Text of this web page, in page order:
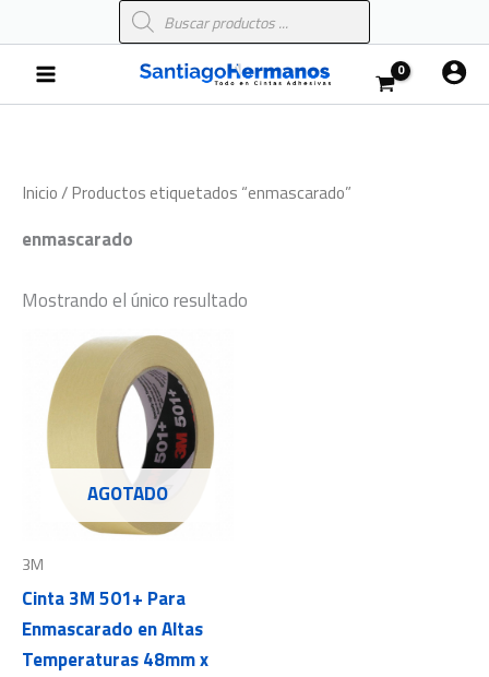
al
contenido
Búsqueda
de
Main
Menu
Inicio/ Productos etiquetados “enmascarado”
enmascarado
Mostrando el único resultado
AGOTADO
3M
Cinta 3M 501+ Para
Enmascarado en Altas
Temperaturas 48mm x